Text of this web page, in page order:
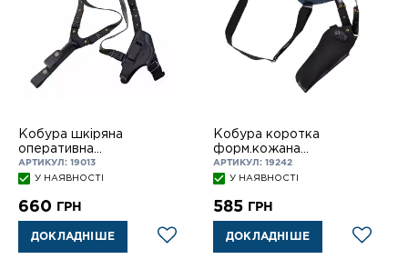
Кобура шкіряна
оперативна
горизонтального та
вертикального носіння,
АРТИКУЛ: 19013
У НАЯВНОСТІ
660 ГРН
ДОКЛАДНІШЕ
Кобура коротка
форм.кожана
оперативна вертик,
НАГАН, 312
АРТИКУЛ: 19242
У НАЯВНОСТІ
585 ГРН
ДОКЛАДНІШЕ